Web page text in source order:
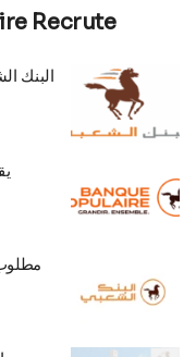
Recrute
البنك